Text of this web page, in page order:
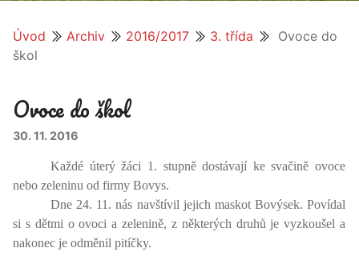
Úvod Archiv 2016/2017 3. třída
Ovoce do
škol
Ovoce do škol
30. 11. 2016
Každé úterý žáci 1. stupně dostávají ke svačině ovoce
nebo zeleninu od firmy Bovys.
Dne 24. 11. nás navštívil jejich maskot Bovýsek. Povídal
si s dětmi o ovoci a zelenině, z některých druhů je vyzkoušel a
nakonec je odměnil pitíčky.